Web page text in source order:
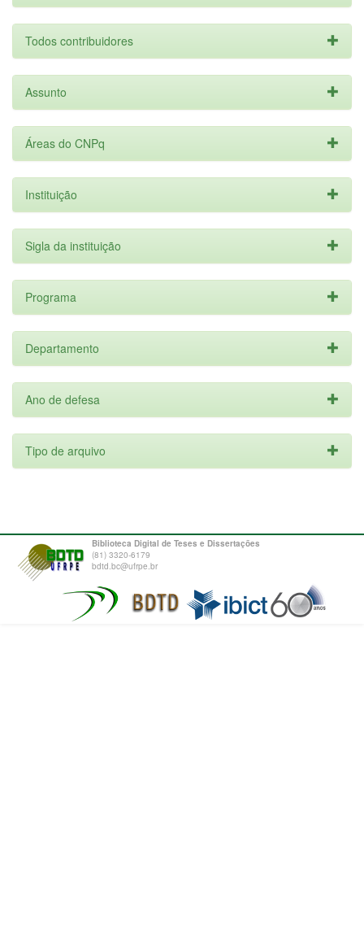
Todos contribuidores
Assunto
Áreas do CNPq
Instituição
Sigla da instituição
Programa
Departamento
Ano de defesa
Tipo de arquivo
Biblioteca Digital de Teses e Dissertações
(81) 3320-6179
bdtd.bc@ufrpe.br